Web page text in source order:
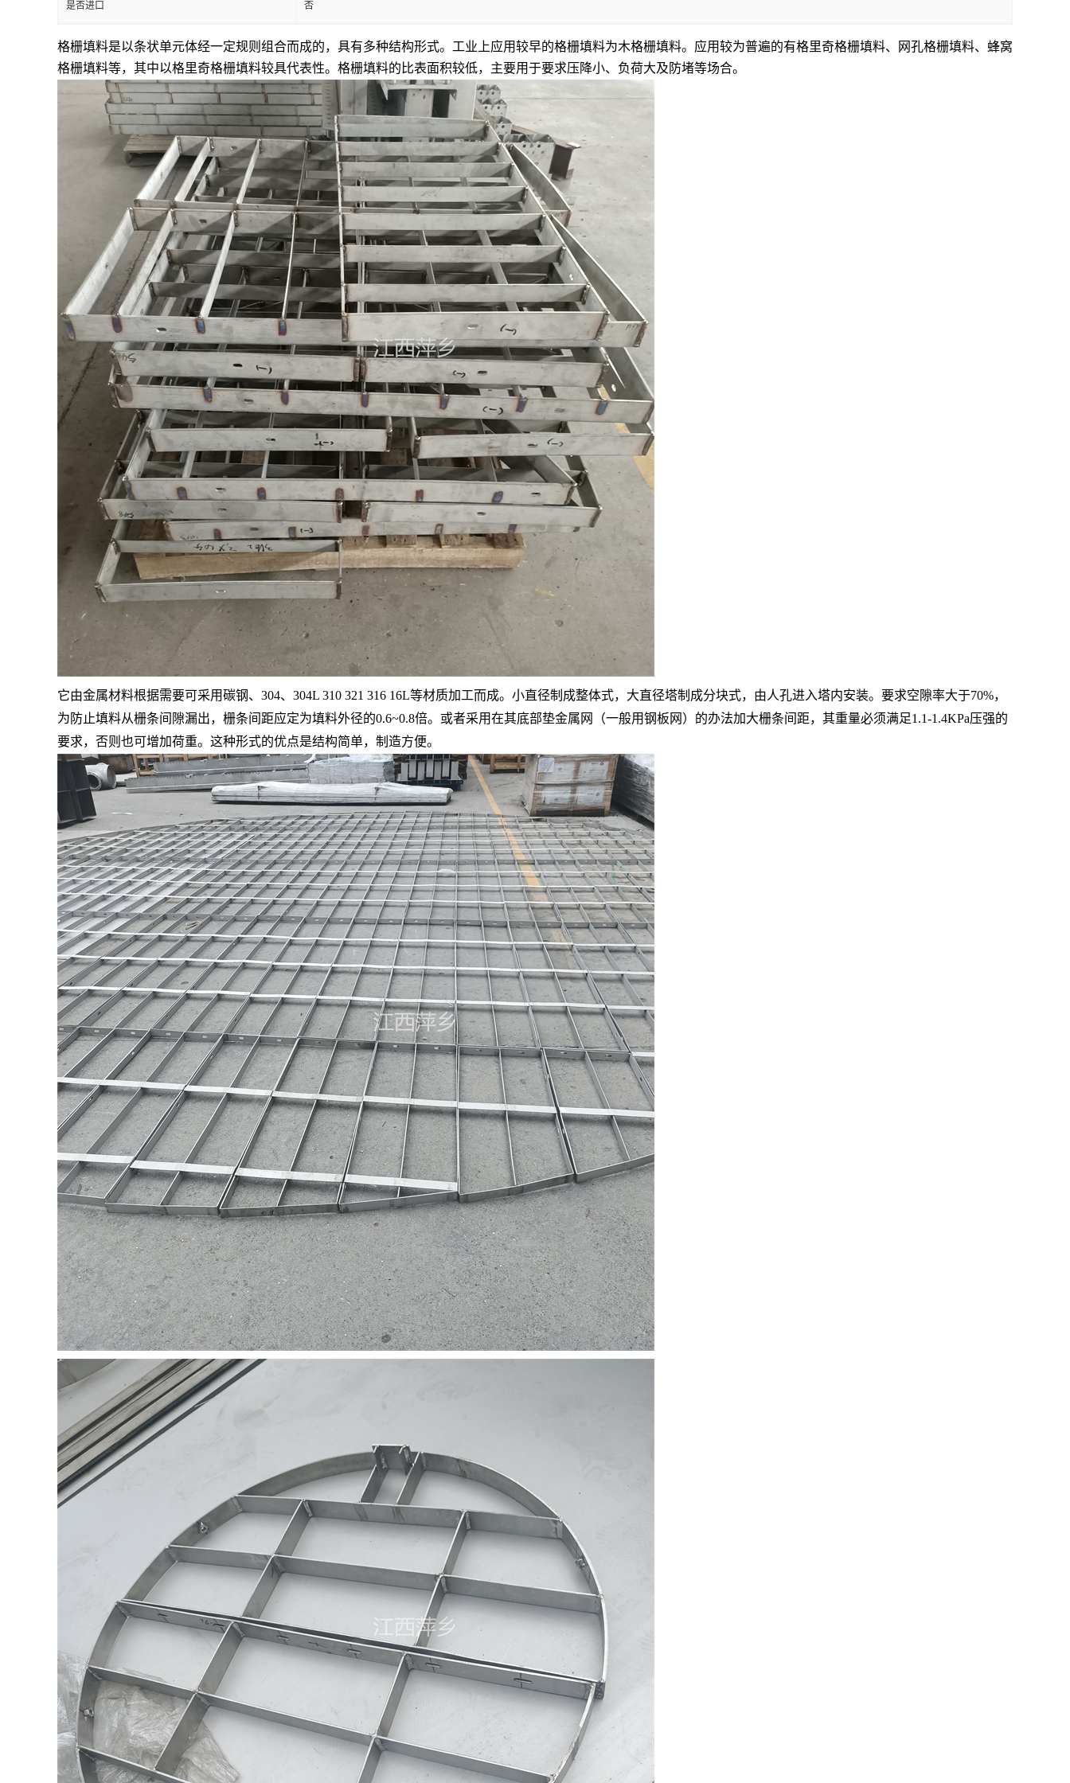
是否进口 否
格栅填料是以条状单元体经一定规则组合而成的，具有多种结构形式。工业上应用较早的格栅填料为木格栅填料。应用较为普遍的有格里奇格栅填料、网孔格栅填料、蜂窝
格栅填料等，其中以格里奇格栅填料较具代表性。格栅填料的比表面积较低，主要用于要求压降小、负荷大及防堵等场合。
它由金属材料根据需要可采用碳钢、 304、304L 310 321 316 16L等材质加工而成。小直径制成整体式，大直径塔制成分块式，由人孔进入塔内安装。要求空隙率大于70%，
为防止填料从栅条间隙漏出，栅条间距应定为填料外径的0.6~0.8倍。或者采用在其底部垫金属网（一般用钢板网）的办法加大栅条间距，其重量必须满足1.1-1.4KPa压强的
要求，否则也可增加荷重。这种形式的优点是结构简单，制造方便。